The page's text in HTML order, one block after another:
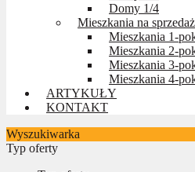
Domy 1/4
Mieszkania na sprzedaż
Mieszkania 1-
Mieszkania 2-
Mieszkania 3-
Mieszkania 4-
ARTYKUŁY
KONTAKT
Wyszukiwarka
Typ oferty